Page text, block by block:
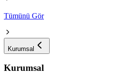
Tümünü Gör
Kurumsal
Kurumsal